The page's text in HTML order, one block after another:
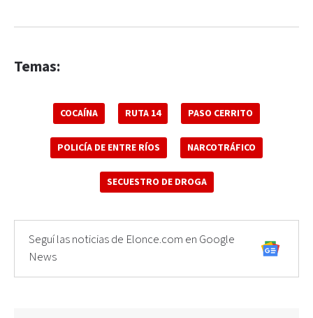
Temas:
COCAÍNA RUTA 14 PASO CERRITO
POLICÍA DE ENTRE RÍOS NARCOTRÁFICO
SECUESTRO DE DROGA
Seguí las noticias de Elonce.com en Google
News